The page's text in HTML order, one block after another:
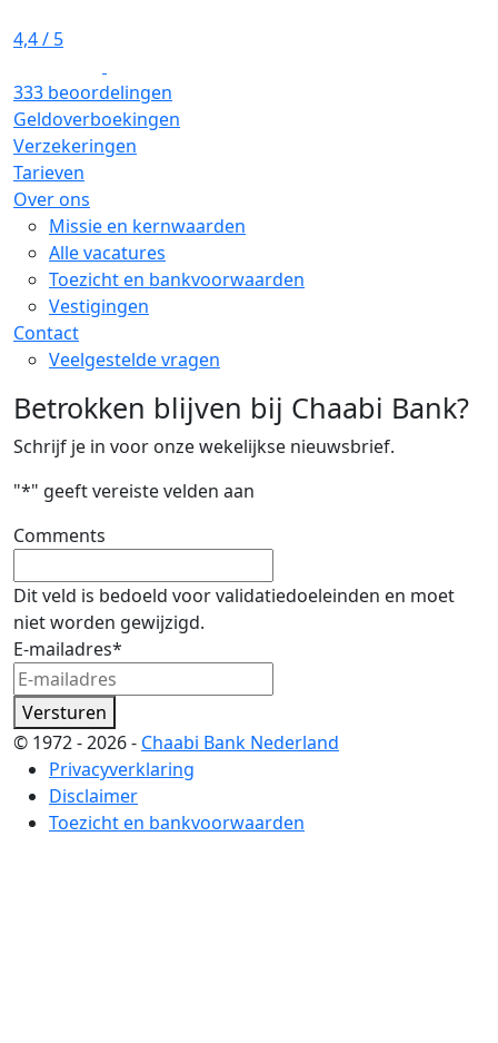
4,4/ 5
333 beoordelingen
Geldoverboekingen
Verzekeringen
Tarieven
Over ons
Missie en kernwaarden
Alle vacatures
Toezicht en bankvoorwaarden
Vestigingen
Contact
Veelgestelde vragen
Betrokken blijven bij Chaabi Bank?
Schrijf je in voor onze wekelijkse nieuwsbrief.
"*" geeft vereiste velden aan
Comments
Dit veld is bedoeld voor validatiedoeleinden en moet
niet worden gewijzigd.
E-mailadres*
Versturen
© 1972 - 2026 - Chaabi Bank Nederland
Privacyverklaring
Disclaimer
Toezicht en bankvoorwaarden